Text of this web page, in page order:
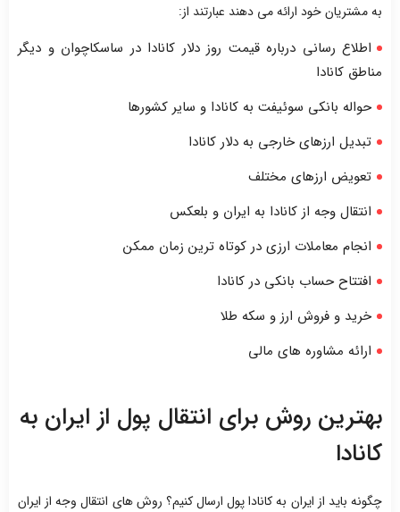
به مشتریان خود ارائه می دهند عبارتند از:
اطلاع رسانی درباره قیمت روز دلار کانادا در ساسکاچوان و دیگر
مناطق کانادا
حواله بانکی سوئیفت به کانادا و سایر کشورها
تبدیل ارزهای خارجی به دلار کانادا
تعویض ارزهای مختلف
انتقال وجه از کانادا به ایران و بلعکس
انجام معاملات ارزی در کوتاه ترین زمان ممکن
افتتاح حساب بانکی در کانادا
خرید و فروش ارز و سکه طلا
ارائه مشاوره های مالی
بهترین روش برای انتقال پول از ایران به
کانادا
چگونه باید از ایران به کانادا پول ارسال کنیم؟ روش های انتقال وجه از ایران